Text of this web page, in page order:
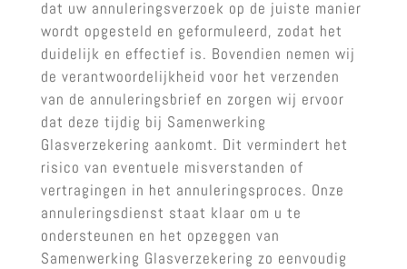
dat uw annuleringsverzoek op de juiste manier
wordt opgesteld en geformuleerd, zodat het
duidelijk en effectief is. Bovendien nemen wij
de verantwoordelijkheid voor het verzenden
van de annuleringsbrief en zorgen wij ervoor
dat deze tijdig bij Samenwerking
Glasverzekering aankomt. Dit vermindert het
risico van eventuele misverstanden of
vertragingen in het annuleringsproces. Onze
annuleringsdienst staat klaar om u te
ondersteunen en het opzeggen van
Samenwerking Glasverzekering zo eenvoudig